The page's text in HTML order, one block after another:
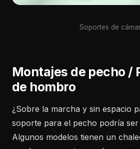
Soportes de
Montajes de pecho /
de hombro
¿Sobre la marcha y sin espacio
soporte para el pecho podría ser
Algunos modelos tienen un